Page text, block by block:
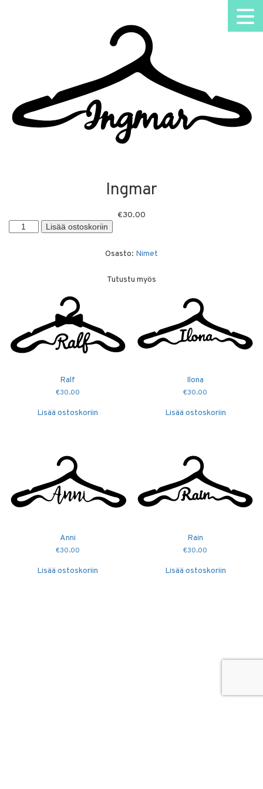
Ingmar
€30.00
Ingmar
määrä
Lisää ostoskoriin
Osasto: Nimet
Tutustu myös
Ralf
€30.00
Lisää ostoskoriin
Ilona
€30.00
Lisää ostoskoriin
Anni
€30.00
Lisää ostoskoriin
Rain
€30.00
Lisää ostoskoriin